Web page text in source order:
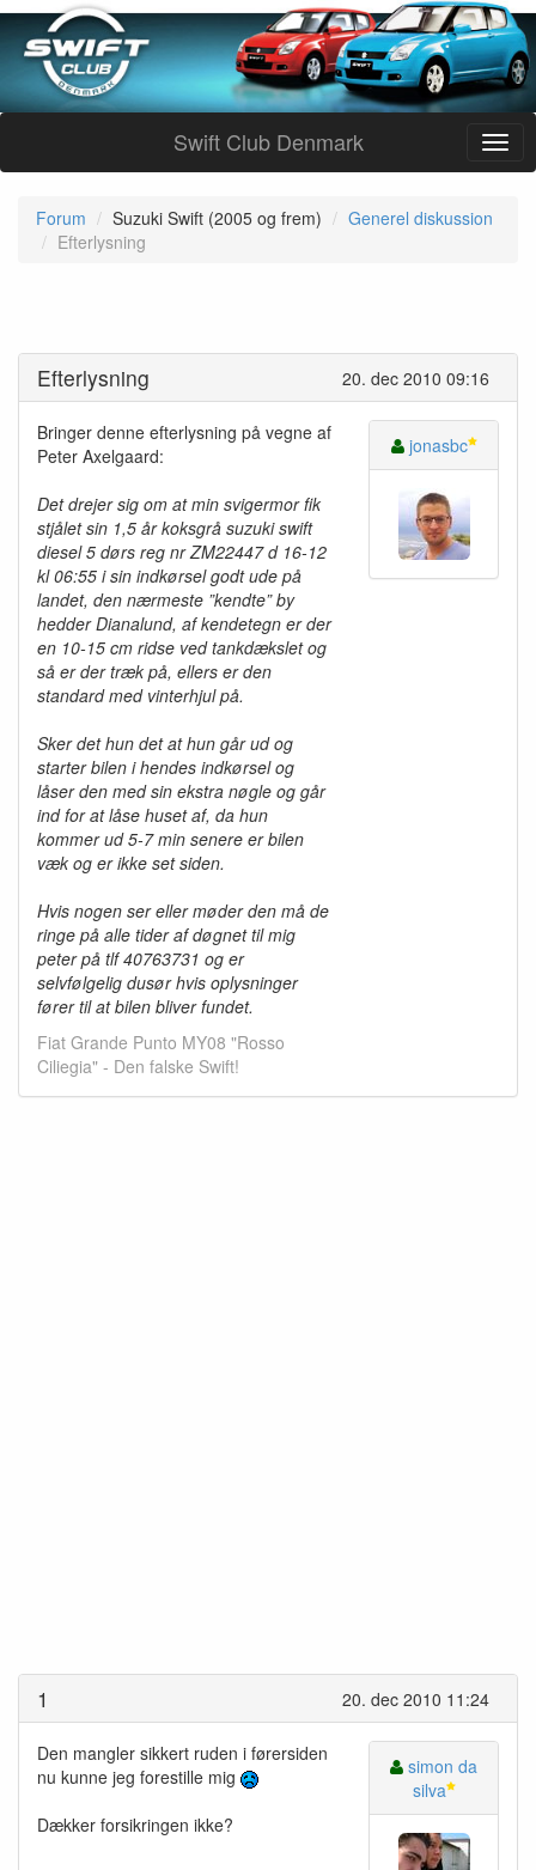
Swift Club Denmark
Forum Suzuki Swift (2005 og frem)
Generel diskussion
Efterlysning
20. dec 2010 09:16
Efterlysning
Bringer denne efterlysning på vegne af
Peter Axelgaard:
Det drejer sig om at min svigermor fik
stjålet sin 1,5 år koksgrå suzuki swift
diesel 5 dørs reg nr ZM22447 d 16-12
kl 06:55 i sin indkørsel godt ude på
landet, den nærmeste ”kendte” by
hedder Dianalund, af kendetegn er der
en 10-15 cm ridse ved tankdækslet og
så er der træk på, ellers er den
standard med vinterhjul på.
Sker det hun det at hun går ud og
starter bilen i hendes indkørsel og
låser den med sin ekstra nøgle og går
ind for at låse huset af, da hun
kommer ud 5-7 min senere er bilen
væk og er ikke set siden.
Hvis nogen ser eller møder den må de
ringe på alle tider af døgnet til mig
peter på tlf 40763731 og er
selvfølgelig dusør hvis oplysninger
fører til at bilen bliver fundet.
Fiat Grande Punto MY08 "Rosso
Ciliegia" - Den falske Swift!
jonasbc
20. dec 2010 11:24
1
Den mangler sikkert ruden i førersiden
nu kunne jeg forestille mig
Dækker forsikringen ikke?
simon da
silva